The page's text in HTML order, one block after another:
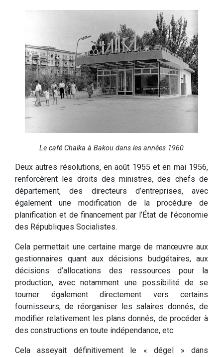
Le café Chaïka à Bakou dans les années 1960
Deux autres résolutions, en août 1955 et en mai 1956,
renforcèrent les droits des ministres, des chefs de
département, des directeurs d’entreprises, avec
également une modification de la procédure de
planification et de financement par l’État de l’économie
des Républiques Socialistes.
Cela permettait une certaine marge de manœuvre aux
gestionnaires quant aux décisions budgétaires, aux
décisions d’allocations des ressources pour la
production, avec notamment une possibilité de se
tourner également directement vers certains
fournisseurs, de réorganiser les salaires donnés, de
modifier relativement les plans donnés, de procéder à
des constructions en toute indépendance, etc.
Cela asseyait définitivement le « dégel » dans